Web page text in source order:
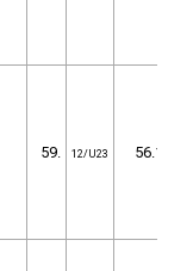
59. 12/U23 56.18